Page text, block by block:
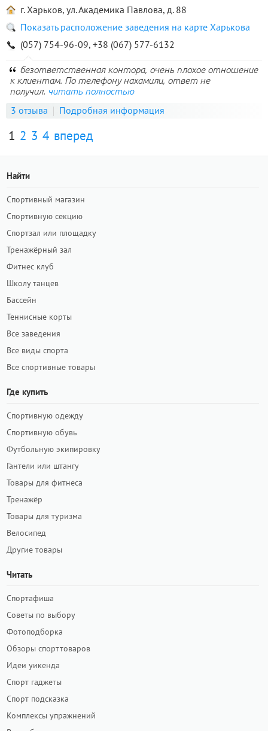
г. Харьков, ул. Академика Павлова, д. 88
Показать расположение заведения на карте Харькова
(057) 754-96-09, +38 (067) 577-6132
безответственная контора, очень плохое отношение
к клиентам. По телефону нахамили, ответ не
получил. читать полностью
3 отзыва Подробная информация
1 2 3 4 вперед
Найти
Спортивный магазин
Спортивную секцию
Спортзал или площадку
Тренажёрный зал
Фитнес клуб
Школу танцев
Бассейн
Теннисные корты
Все заведения
Все виды спорта
Все спортивные товары
Где купить
Спортивную одежду
Спортивную обувь
Футбольную экипировку
Гантели или штангу
Товары для фитнеса
Тренажёр
Товары для туризма
Велосипед
Другие товары
Читать
Спортафиша
Советы по выбору
Фотоподборка
Обзоры спорттоваров
Идеи уикенда
Спорт гаджеты
Спорт подсказка
Комплексы упражнений